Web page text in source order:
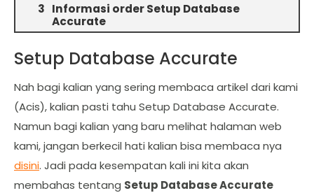
Informasi order Setup Database
Accurate
Setup Database Accurate
Nah bagi kalian yang sering membaca artikel dari kami
(Acis), kalian pasti tahu Setup Database Accurate.
Namun bagi kalian yang baru melihat halaman web
kami, jangan berkecil hati kalian bisa membaca nya
disini. Jadi pada kesempatan kali ini kita akan
membahas tentang Setup Database Accurate